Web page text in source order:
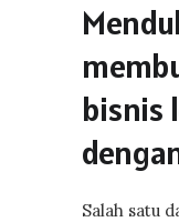
bisnis
Salah satu